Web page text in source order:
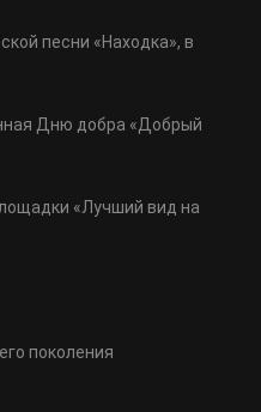
песни «Находка», в
Дню добра «Добрый
«Лучший вид на
поколения